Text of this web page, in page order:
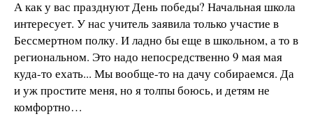
А как у вас празднуют День победы? Начальная школа
интересует. У нас учитель заявила только участие в
Бессмертном полку. И ладно бы еще в школьном, а то в
региональном. Это надо непосредственно 9 мая мая
куда-то ехать... Мы вообще-то на дачу собираемся. Да
и уж простите меня, но я толпы боюсь, и детям не
комфортно…